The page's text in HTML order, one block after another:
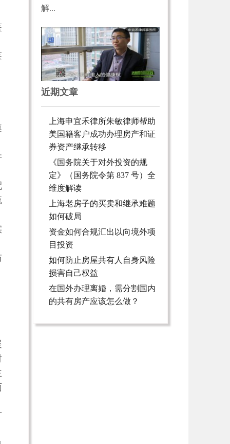
解...
近期文章
上海申宜禾律所朱敏律师帮助
美国籍客户成功办理房产和证
券资产继承转移
《国务院关于对外投资的规
定》（国务院令第 837 号）全
维度解读
上海老房子的买卖和继承难题
如何破局
资金如何合规汇出以向境外项
目投资
如何防止房屋共有人自身风险
损害自己权益
在国外办理离婚，需分割国内
的共有房产应该怎么做？